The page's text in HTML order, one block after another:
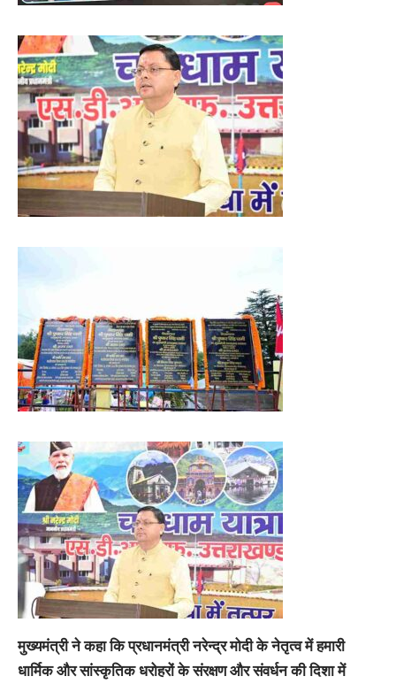
मुख्यमंत्री ने कहा कि प्रधानमंत्री नरेन्द्र मोदी के नेतृत्व में हमारी
धार्मिक और सांस्कृतिक धरोहरों के संरक्षण और संवर्धन की दिशा में